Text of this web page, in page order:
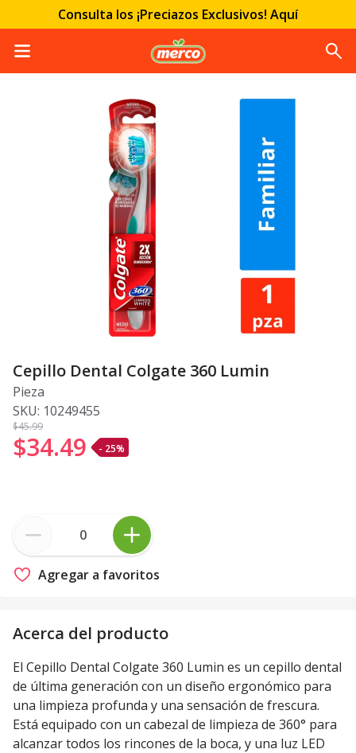
Consulta los ¡Preciazos Exclusivos! Aquí
Cepillo Dental Colgate 360 Lumin
Pieza
SKU: 10249455
$45.99
$34.49 - 25%
Agregar a favoritos
Acerca del producto
El Cepillo Dental Colgate 360 Lumin es un cepillo dental
de última generación con un diseño ergonómico para
una limpieza profunda y una sensación de frescura.
Está equipado con un cabezal de limpieza de 360° para
alcanzar todos los rincones de la boca, y una luz LED